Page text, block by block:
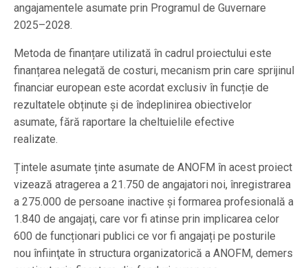
angajamentele asumate prin Programul de Guvernare
2025–2028.
Metoda de finanțare utilizată în cadrul proiectului este
finanțarea nelegată de costuri, mecanism prin care sprijinul
financiar european este acordat exclusiv în funcție de
rezultatele obținute și de îndeplinirea obiectivelor
asumate, fără raportare la cheltuielile efective
realizate.
Țintele asumate ținte asumate de ANOFM în acest proiect
vizează atragerea a 21.750 de angajatori noi, înregistrarea
a 275.000 de persoane inactive și formarea profesională a
1.840 de angajați, care vor fi atinse prin implicarea celor
600 de funcționari publici ce vor fi angajați pe posturile
nou înfiinţate în structura organizatorică a ANOFM, demers